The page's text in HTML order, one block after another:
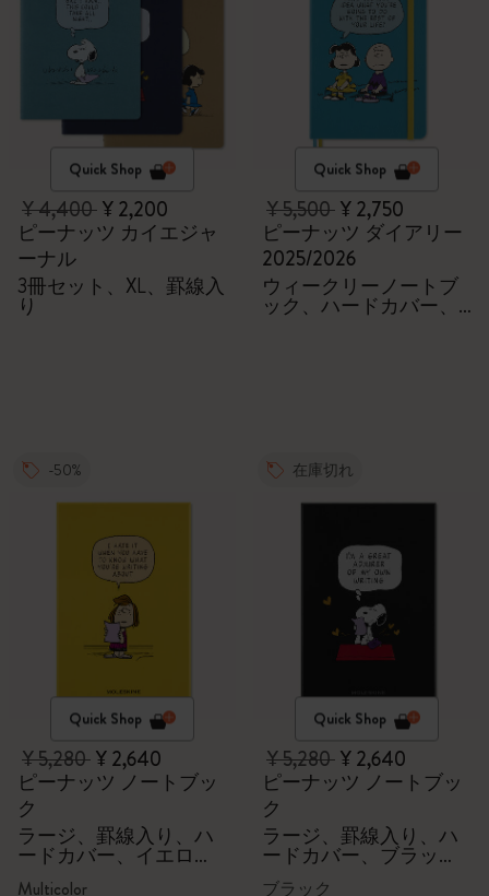
Quick Shop
¥ 4,400¥ 2,200
ピーナッツ カイエジャ
ーナル
3冊セット、XL、罫線入
り
Quick Shop
¥ 5,500¥ 2,750
ピーナッツ ダイアリー
2025/2026
ウィークリーノートブ
ック、ハードカバー、
-50%
Quick Shop
¥ 5,280¥ 2,640
ピーナッツ ノートブッ
ク
ラージ、罫線入り、ハ
ードカバー、イエロ
ー、ギフトボックス
Multicolor
在庫切れ
Quick Shop
¥ 5,280¥ 2,640
ピーナッツ ノートブッ
ク
ラージ、罫線入り、ハ
ードカバー、ブラッ
ク、ギフトボックス
ブラック